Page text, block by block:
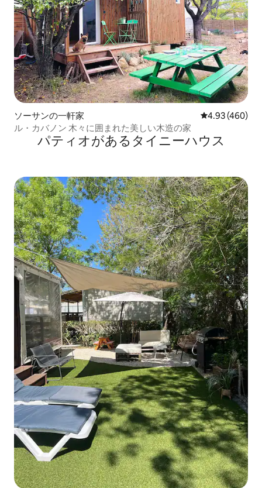
ソーサンの一軒家 レビュー460
4.93 (460)
ル・カバノン 木々に囲まれた美しい木造の家
パティオがあるタイニーハウス